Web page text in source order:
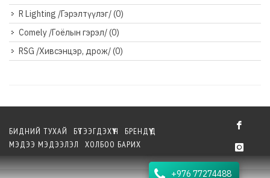
R Lighting /Гэрэлтүүлэг/(0)
Comely /Гоёлын гэрэл/(0)
RSG /Хивсэнцэр, дрож/(0)
БИДНИЙ ТУХАЙ БҮТЭЭГДЭХҮҮН
БРЕНДҮҮД
МЭДЭЭ МЭДЭЭЛЭЛ
ХОЛБОО БАРИХ
+976 77274488